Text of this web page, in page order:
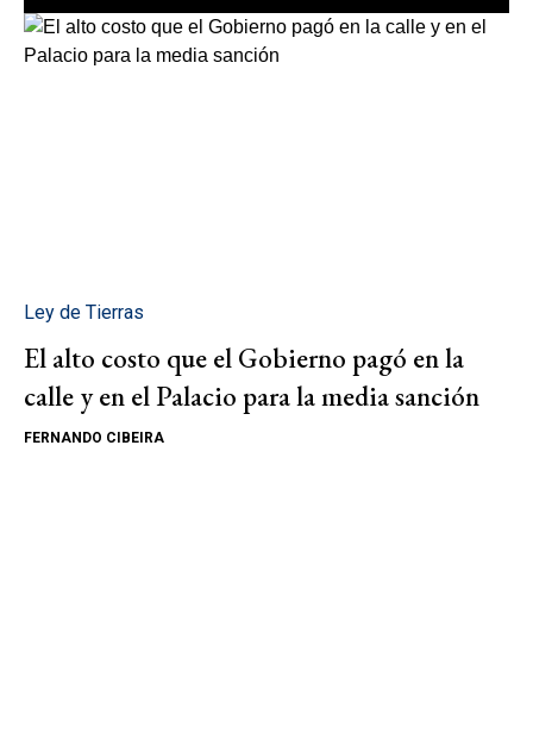
Ley de Tierras
El alto costo que el Gobierno pagó en la
calle y en el Palacio para la media sanción
FERNANDO CIBEIRA